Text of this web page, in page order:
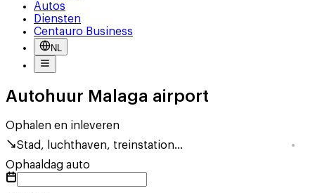
Autos
Diensten
Centauro Business
NL
Autohuur Malaga airport
Ophalen en inleveren
Stad, luchthaven, treinstation...
Ophaaldag auto